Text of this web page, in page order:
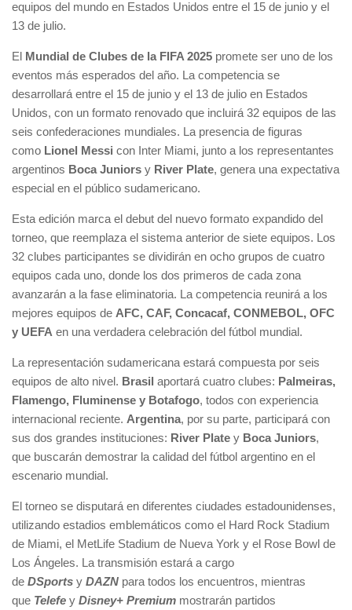
equipos del mundo en Estados Unidos entre el 15 de junio y el
13 de julio.
El Mundial de Clubes de la FIFA 2025 promete ser uno de los
eventos más esperados del año. La competencia se
desarrollará entre el 15 de junio y el 13 de julio en Estados
Unidos, con un formato renovado que incluirá 32 equipos de las
seis confederaciones mundiales. La presencia de figuras
como Lionel Messi con Inter Miami, junto a los representantes
argentinos Boca Juniors y River Plate, genera una expectativa
especial en el público sudamericano.
Esta edición marca el debut del nuevo formato expandido del
torneo, que reemplaza el sistema anterior de siete equipos. Los
32 clubes participantes se dividirán en ocho grupos de cuatro
equipos cada uno, donde los dos primeros de cada zona
avanzarán a la fase eliminatoria. La competencia reunirá a los
mejores equipos de AFC, CAF, Concacaf, CONMEBOL, OFC
y UEFA en una verdadera celebración del fútbol mundial.
La representación sudamericana estará compuesta por seis
equipos de alto nivel. Brasil aportará cuatro clubes: Palmeiras,
Flamengo, Fluminense y Botafogo, todos con experiencia
internacional reciente. Argentina, por su parte, participará con
sus dos grandes instituciones: River Plate y Boca Juniors,
que buscarán demostrar la calidad del fútbol argentino en el
escenario mundial.
El torneo se disputará en diferentes ciudades estadounidenses,
utilizando estadios emblemáticos como el Hard Rock Stadium
de Miami, el MetLife Stadium de Nueva York y el Rose Bowl de
Los Ángeles. La transmisión estará a cargo
de DSports y DAZN para todos los encuentros, mientras
que Telefe y Disney+ Premium mostrarán partidos